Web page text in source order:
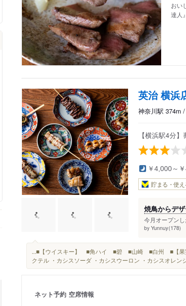
おい
達人
英治 横浜
神奈川駅 374m
【横浜駅4分
￥4,000～
貯まる・使え
焼鳥からデ
今月オープン
by Yunnuy(178)
...■【ウイスキー】 ■角ハイ ■碧 ■山崎 ■白州 ■【
クテル ・カシスソーダ ・カシスウーロン ・カシスオレン
ネット予約 空席情報